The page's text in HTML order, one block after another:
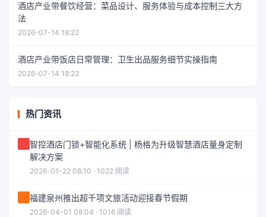
酒店产业带餐饮经营：菜品设计、服务体验与成本控制三大方
法
2026-07-14 18:22
酒店产业带饭店日常管理：卫生出品服务细节实操指南
2026-07-14 18:22
热门资讯
智控酒店门锁+智能化系统 | 杨格为升级智慧酒店量身定制
解决方案
2026-01-22 08:10 · 1022 阅读
福建泉州推出超千项文旅活动迎接春节假期
2026-04-01 08:04 · 1016 阅读